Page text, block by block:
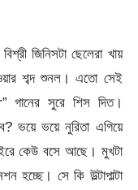
জিনিসটা ছেলেরা খায়
শব্দ শুনল। এতো সেই
সুরে শিস দিত।
ভয়ে ভয়ে নুরিতা এগিয়ে
কেউ বসে আছে। মুখটা
হচ্ছে। সে কি উল্টাপাল্টা